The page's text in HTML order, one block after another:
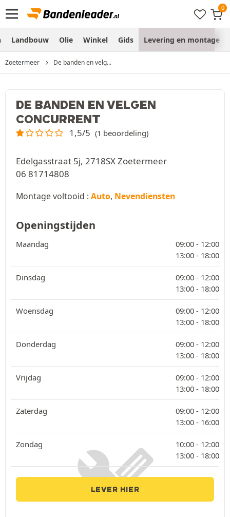
Landbouw Olie Winkel Gids Levering en montage
Zoetermeer De banden en velg...
DE BANDEN EN VELGEN
CONCURRENT
1,5/5 (1 beoordeling)
Edelgasstraat 5j, 2718SX Zoetermeer
06 81714808
Montage voltooid : Auto, Nevendiensten
Openingstijden
Maandag 09:00 - 12:00
13:00 - 18:00
Dinsdag 09:00 - 12:00
13:00 - 18:00
Woensdag 09:00 - 12:00
13:00 - 18:00
Donderdag 09:00 - 12:00
13:00 - 18:00
Vrijdag 09:00 - 12:00
13:00 - 18:00
Zaterdag 09:00 - 12:00
13:00 - 16:00
Zondag 10:00 - 12:00
13:00 - 18:00
LEVER HIER